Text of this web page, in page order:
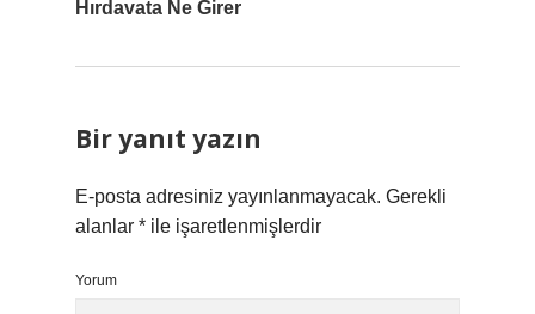
Hırdavata Ne Girer
Bir yanıt yazın
E-posta adresiniz yayınlanmayacak. Gerekli
alanlar * ile işaretlenmişlerdir
Yorum